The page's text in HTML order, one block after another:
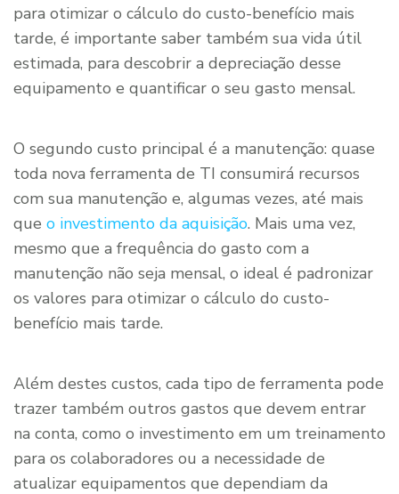
para otimizar o cálculo do custo-benefício mais
tarde, é importante saber também sua vida útil
estimada, para descobrir a depreciação desse
equipamento e quantificar o seu gasto mensal.
O segundo custo principal é a manutenção: quase
toda nova ferramenta de TI consumirá recursos
com sua manutenção e, algumas vezes, até mais
que o investimento da aquisição. Mais uma vez,
mesmo que a frequência do gasto com a
manutenção não seja mensal, o ideal é padronizar
os valores para otimizar o cálculo do custo-
benefício mais tarde.
Além destes custos, cada tipo de ferramenta pode
trazer também outros gastos que devem entrar
na conta, como o investimento em um treinamento
para os colaboradores ou a necessidade de
atualizar equipamentos que dependiam da